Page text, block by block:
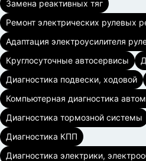
Замена реактивных тяг
Ремонт электрических рулевых
Адаптация электроусилителя
Круглосуточные автосервисы
Диагностика подвески, ходовой
Компьютерная диагностика
Диагностика тормозной системы
Диагностика КПП
Диагностика электрики,